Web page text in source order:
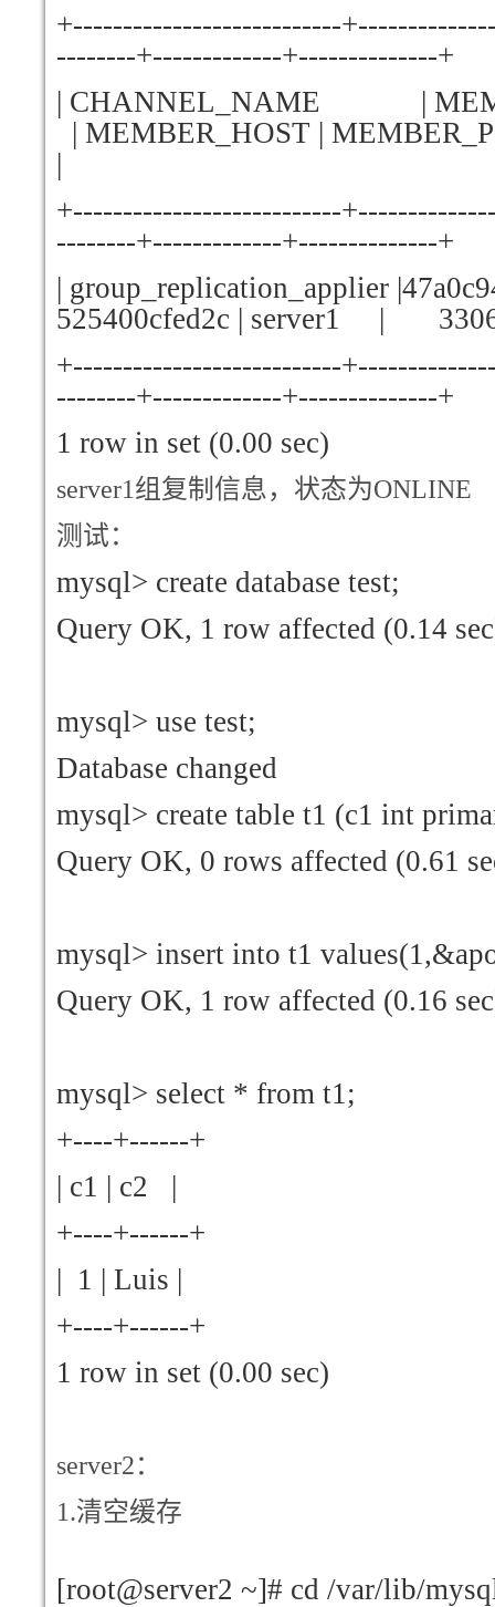
+---------------------------
--------+-------------+--------------+
| CHANNEL_NAME
| MEMBER_HOST |
|
+---------------------------
--------+-------------+--------------+
| group_replication_applier
525400cfed2c | server1 |
+---------------------------
--------+-------------+--------------+
1 row in set (0.00 sec)
server1组复制信息，状态为ONLINE
测试：
mysql> create database test;
Query OK, 1 row affected (0.14
mysql> use test;
Database changed
mysql> create table t1 (c1 int
Query OK, 0 rows affected (0.61
mysql> insert into t1
Query OK, 1 row affected (0.16
mysql> select * from t1;
+----+------+
| c1 | c2 |
+----+------+
| 1 | Luis |
+----+------+
1 row in set (0.00 sec)
server2：
1.清空缓存
[root@server2 ~]# cd /var/lib/